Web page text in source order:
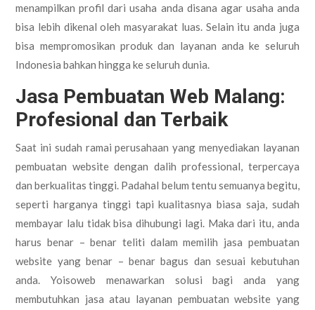
menampilkan profil dari usaha anda disana agar usaha anda
bisa lebih dikenal oleh masyarakat luas. Selain itu anda juga
bisa mempromosikan produk dan layanan anda ke seluruh
Indonesia bahkan hingga ke seluruh dunia.
Jasa Pembuatan Web Malang:
Profesional dan Terbaik
Saat ini sudah ramai perusahaan yang menyediakan layanan
pembuatan website dengan dalih professional, terpercaya
dan berkualitas tinggi. Padahal belum tentu semuanya begitu,
seperti harganya tinggi tapi kualitasnya biasa saja, sudah
membayar lalu tidak bisa dihubungi lagi. Maka dari itu, anda
harus benar – benar teliti dalam memilih jasa pembuatan
website yang benar – benar bagus dan sesuai kebutuhan
anda. Yoisoweb menawarkan solusi bagi anda yang
membutuhkan jasa atau layanan pembuatan website yang